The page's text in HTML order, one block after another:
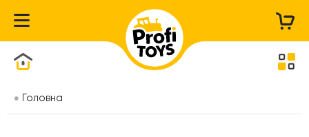
Головна
Каталог товарів